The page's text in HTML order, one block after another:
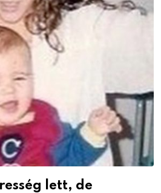
lett, de